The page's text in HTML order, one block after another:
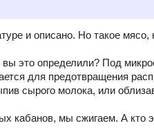
и описано. Но такое
это определили? Под
для предотвращения
сырого молока, или
кабанов, мы сжигаем. А кто